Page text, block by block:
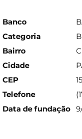
Banco
Categoria
Bairro
Cidade
CEP
Telefone
Data de fundação